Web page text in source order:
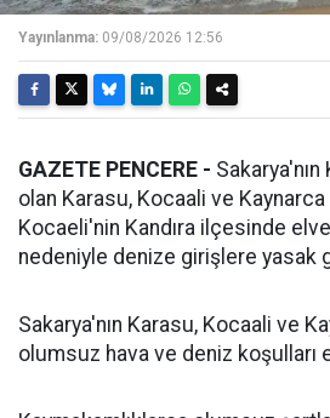
Yayınlanma: 09/08/2026 12:56
GAZETE PENCERE - Sakarya'nın
olan Karasu, Kocaali ve
Kocaeli'nin Kandıra ilçesinde
nedeniyle denize girişlere yasak
Sakarya'nın Karasu, Kocaali ve
olumsuz hava ve deniz koşulları